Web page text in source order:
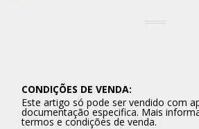
CONDIÇÕES DE VENDA:
Este artigo só pode ser vendido com
documentação especifica. Mais
termos e condições de venda.